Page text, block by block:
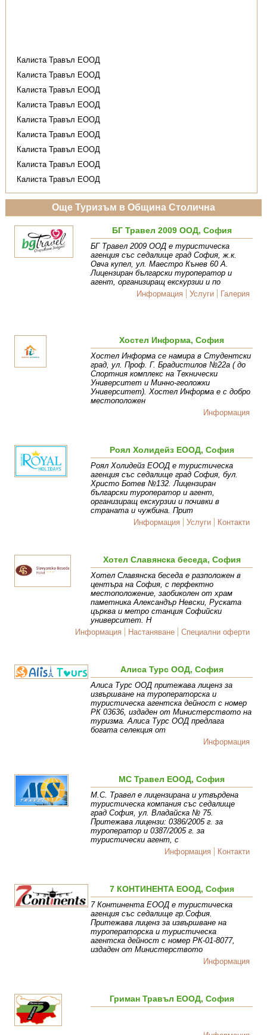
Калиста Травъл ЕООД
Калиста Травъл ЕООД
Калиста Травъл ЕООД
Калиста Травъл ЕООД
Калиста Травъл ЕООД
Калиста Травъл ЕООД
Калиста Травъл ЕООД
Калиста Травъл ЕООД
Калиста Травъл ЕООД
Още Туризъм в Община Столична
БГ Травел 2009 ООД, София
БГ Травел 2009 ООД е туристическа
агенция със седалище град София, ж.к.
Овча купел, ул. Маестро Кънев 60 А.
Лицензиран български туроператор и
агент, организиращ екскурзии и по
Информация
Услуги Галерия
Хостел Информа, София
Хостел Информа се намира в Студентски
град, ул. Проф. Г. Брадистилов №22а ( до
Спортния комплекс на Технически
Университет и Минно-геоложки
Университет). Хостел Информа е с добро
местоположен
Информация
Роял Холидейз ЕООД, София
Роял Холидейз ЕООД е туристическа
агенция със седалище град София, бул.
Христо Ботев №132. Лицензиран
български туроператор и агент,
организиращ екскурзии и почивки в
страната и чужбина. Прит
Информация
Услуги Контакти
Хотел Славянска беседа, София
Хотел Славянска беседа е разположен в
центъра на София, с перфектно
местоположение, заобиколен от храм
паметника Александър Невски, Руската
църква и метро станция Софийски
университет. Н
Информация
Настаняване Специални оферти
Алиса Турс ООД, София
Алиса Турс ООД притежава лиценз за
извършване на туроператорска и
туристическа агентска дейност с номер
РК 03636, издаден от Министерството на
туризма. Алиса Турс ООД предлага
богата селекция от
Информация
МС Травел ЕООД, София
М.С. Травел е лицензирана и утвърдена
туристическа компания със седалище
град София, ул. Владайска № 75.
Притежава лицензи: 0386/2005 г. за
туроператор и 0387/2005 г. за
туристически агент, с
Информация
Контакти
7 КОНТИНЕНТА ЕООД, София
7 Континента ЕООД е туристическа
агенция със седалище гр.София.
Притежава лиценз за извършване на
туроператорска и туристическа
агентска дейност с номер РК-01-8077,
издаден от Министерството
Информация
Гриман Травъл ЕООД, София